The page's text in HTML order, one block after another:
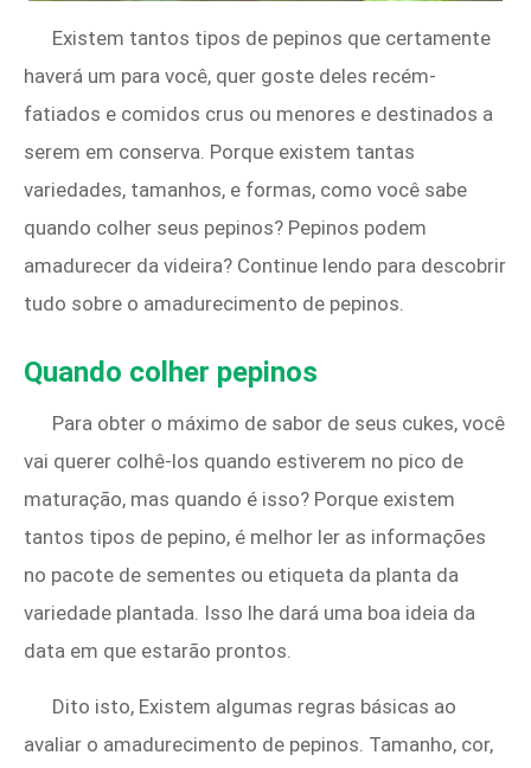
Existem tantos tipos de pepinos que certamente
haverá um para você, quer goste deles recém-
fatiados e comidos crus ou menores e destinados a
serem em conserva. Porque existem tantas
variedades, tamanhos, e formas, como você sabe
quando colher seus pepinos? Pepinos podem
amadurecer da videira? Continue lendo para descobrir
tudo sobre o amadurecimento de pepinos.
Quando colher pepinos
Para obter o máximo de sabor de seus cukes, você
vai querer colhê-los quando estiverem no pico de
maturação, mas quando é isso? Porque existem
tantos tipos de pepino, é melhor ler as informações
no pacote de sementes ou etiqueta da planta da
variedade plantada. Isso lhe dará uma boa ideia da
data em que estarão prontos.
Dito isto, Existem algumas regras básicas ao
avaliar o amadurecimento de pepinos. Tamanho, cor,